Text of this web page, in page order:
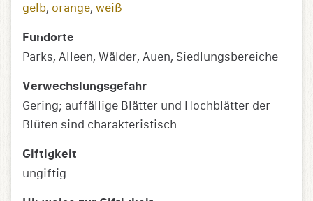
gelb, orange, weiß
Fundorte
Parks, Alleen, Wälder, Auen, Siedlungsbereiche
Verwechslungsgefahr
Gering; auffällige Blätter und Hochblätter der
Blüten sind charakteristisch
Giftigkeit
ungiftig